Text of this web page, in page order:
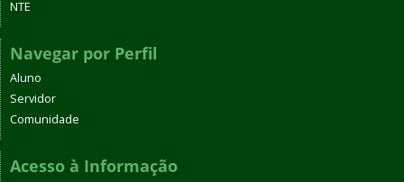
NTE
Navegar por Perfil
Aluno
Servidor
Comunidade
Acesso à Informação